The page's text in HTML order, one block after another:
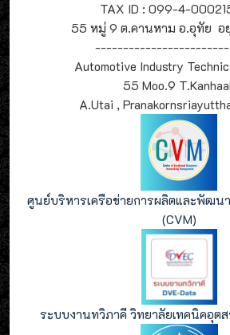
TAX ID : 099-4-
55 หมู่ 9 ต.คานหาม อ.อุทัย อยุ
Automotive Industry
55 Moo.9
A.Utai ,
ศูนย์บริหารเครือข่ายการผลิตและพัฒน
(CVM)
ระบบงานทวิภาคี วิทยาลัยเทคนิคอุต